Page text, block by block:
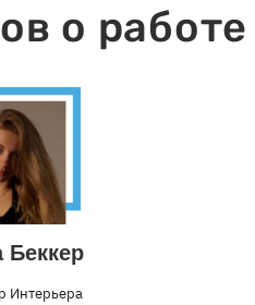
о
Беккер
Интерьера